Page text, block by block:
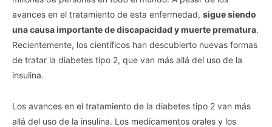
avances en el tratamiento de esta enfermedad, sigue siendo
una causa importante de discapacidad y muerte prematura.
Recientemente, los científicos han descubierto nuevas formas
de tratar la diabetes tipo 2, que van más allá del uso de la
insulina.
Los avances en el tratamiento de la diabetes tipo 2 van más
allá del uso de la insulina. Los medicamentos orales y los